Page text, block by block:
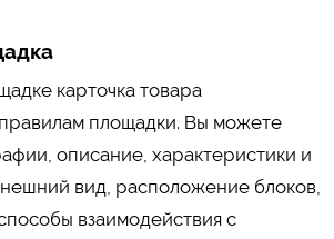
карточка товара
площадки. Вы можете
описание, характеристики и
вид, расположение блоков,
взаимодействия с